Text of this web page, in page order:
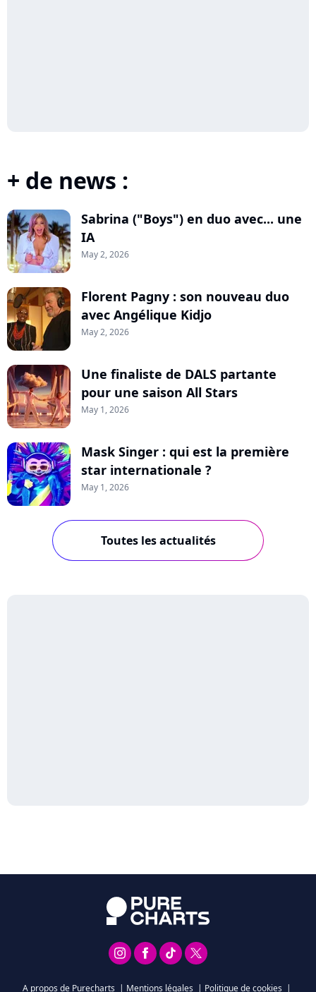
+ de news :
Sabrina ("Boys") en duo avec... une
IA
May 2, 2026
Florent Pagny : son nouveau duo
avec Angélique Kidjo
May 2, 2026
Une finaliste de DALS partante
pour une saison All Stars
May 1, 2026
Mask Singer : qui est la première
star internationale ?
May 1, 2026
Toutes les actualités
A propos de Purecharts | Mentions légales | Politique de cookies |